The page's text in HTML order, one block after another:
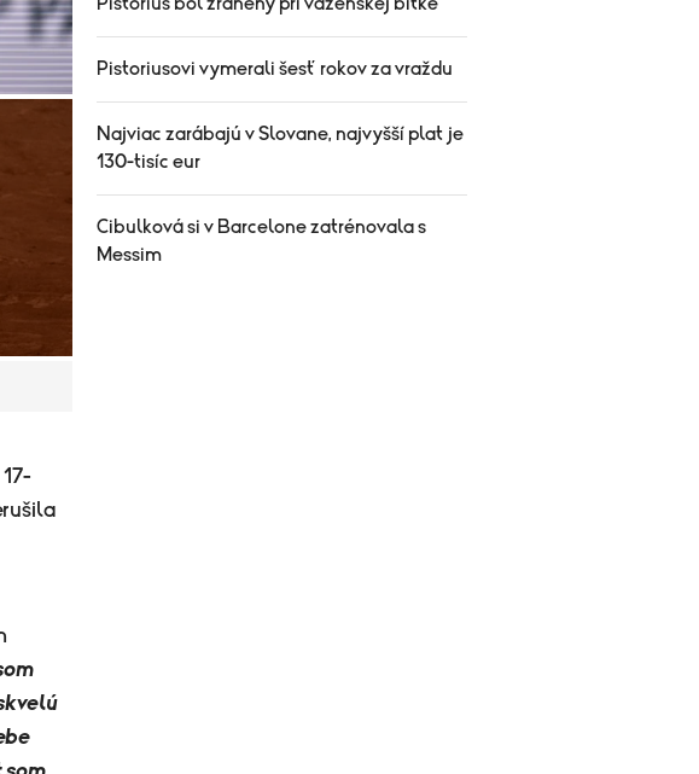
Pistoriusovi vymerali šesť rokov za vraždu
Najviac zarábajú v Slovane, najvyšší plat je
130-tisíc eur
Cibulková si v Barcelone zatrénovala s
Messim